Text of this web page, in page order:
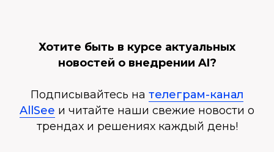
Хотите быть в курсе актуальных
новостей о внедрении AI?
Подписывайтесь на телеграм-канал
AllSee и читайте наши свежие новости о
трендах и решениях каждый день!